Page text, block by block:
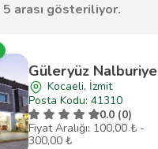
arası gösteriliyor.
Güleryüz Nalburiye
Kocaeli, İzmit
Posta Kodu: 41310
0.0 (0)
Fiyat Aralığı: 100,00 ₺ -
300,00 ₺